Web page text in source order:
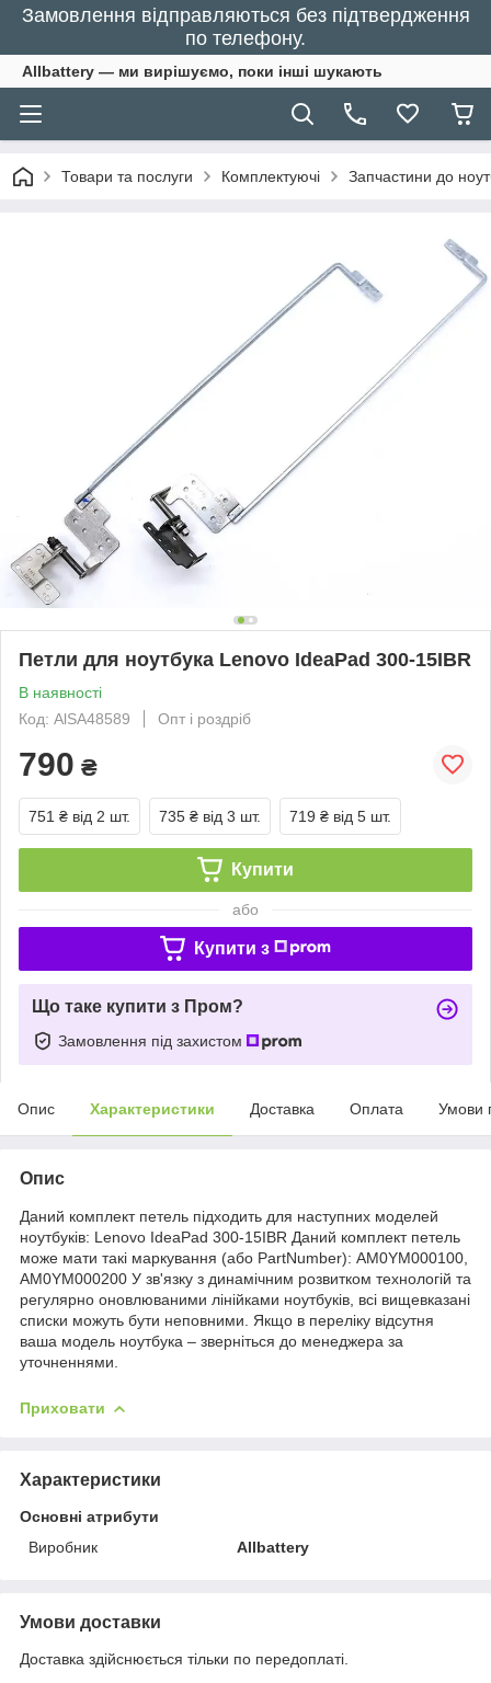
Замовлення відправляються без підтвердження
по телефону.
Allbattery — ми вирішуємо, поки інші шукають
Товари та послуги Комплектуючі Запчастини до
Петли для ноутбука Lenovo IdeaPad 300-15IBR
В наявності
Код: AlSA48589
Опт і роздріб
790 ₴
751 ₴ від 2 шт. 735 ₴ від 3 шт. 719 ₴ від 5 шт.
Купити
або
Купити з
Що таке купити з Пром?
Замовлення під захистом
Опис Характеристики Доставка Оплата Умови
Опис
Даний комплект петель підходить для наступних моделей
ноутбуків: Lenovo IdeaPad 300-15IBR Даний комплект петель
може мати такі маркування (або PartNumber): AM0YM000100,
AM0YM000200 У зв'язку з динамічним розвитком технологій та
регулярно оновлюваними лінійками ноутбуків, всі вищевказані
списки можуть бути неповними. Якщо в переліку відсутня
ваша модель ноутбука – зверніться до менеджера за
уточненнями.
Приховати
Характеристики
Основні атрибути
Виробник
Allbattery
Умови доставки
Доставка здійснюється тільки по передоплаті.